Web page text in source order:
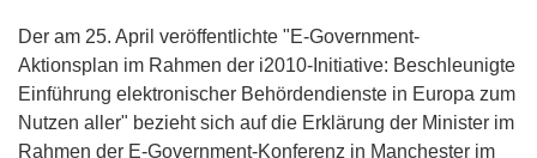
Der am 25. April veröffentlichte "E-Government-
Aktionsplan im Rahmen der i2010-Initiative: Beschleunigte
Einführung elektronischer Behördendienste in Europa zum
Nutzen aller" bezieht sich auf die Erklärung der Minister im
Rahmen der E-Government-Konferenz in Manchester im